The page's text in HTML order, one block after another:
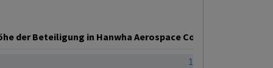
der Beteiligung in Hanwha Aerospace Co. Ltd.
1.35%